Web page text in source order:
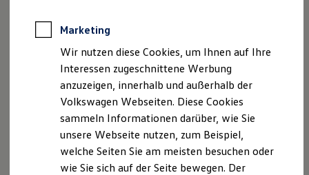
Rekuperation
Laden unterwegs
Laden Zuhause
Ladestationen finden
Ladezeitensimulator
Batterie
Sicherheit
Nachhaltigkeit
Technologie
Kosten und Kauf
Versicherungsvermittlerregister (
www.vermittlerregister.info) Nr. D-9SAL-97G5A-40
Erlaubnisbefreiung nach § 34d Absatz 3 GewO, erteilt
durch die IHK Koblenz, Schloßstrasse 2, 56068
Koblenz
Außergerichtliche Streitbeilegung
Kfz-Schiedsstellen
Marketing
Wir nutzen diese Cookies, um Ihnen auf Ihre
Interessen zugeschnittene Werbung
anzuzeigen, innerhalb und außerhalb der
Volkswagen Webseiten. Diese Cookies
sammeln Informationen darüber, wie Sie
unsere Webseite nutzen, zum Beispiel,
welche Seiten Sie am meisten besuchen oder
wie Sie sich auf der Seite bewegen. Der